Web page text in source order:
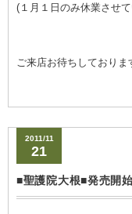
(１月１日のみ休業させて
ご来店お待ちしておりま
2011/11
21
■聖護院大根■発売開